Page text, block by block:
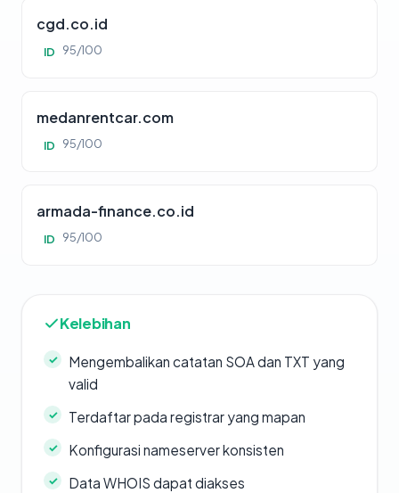
cgd.co.id
ID 95/100
medanrentcar.com
ID 95/100
armada-finance.co.id
ID 95/100
Kelebihan
Mengembalikan catatan SOA dan TXT yang
valid
Terdaftar pada registrar yang mapan
Konfigurasi nameserver konsisten
Data WHOIS dapat diakses